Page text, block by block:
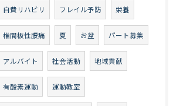
自費リハビリ フレイル予防 栄養
椎間板性腰痛 夏 お盆 パート募集
アルバイト 社会活動 地域貢献
有酸素運動 運動教室